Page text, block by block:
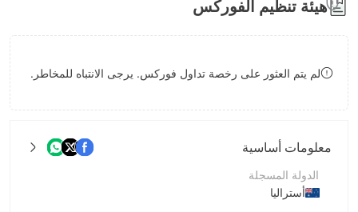
8 99
هيئة تنظيم الفوركس
لم يتم العثور على رخصة تداول فوركس. يرجى الانتباه للمخاطر.
معلومات أساسية
الدولة المسجلة
أستراليا